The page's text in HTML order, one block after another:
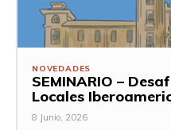
NOVEDADES
SEMINARIO –
Locales
8 Junio, 2026